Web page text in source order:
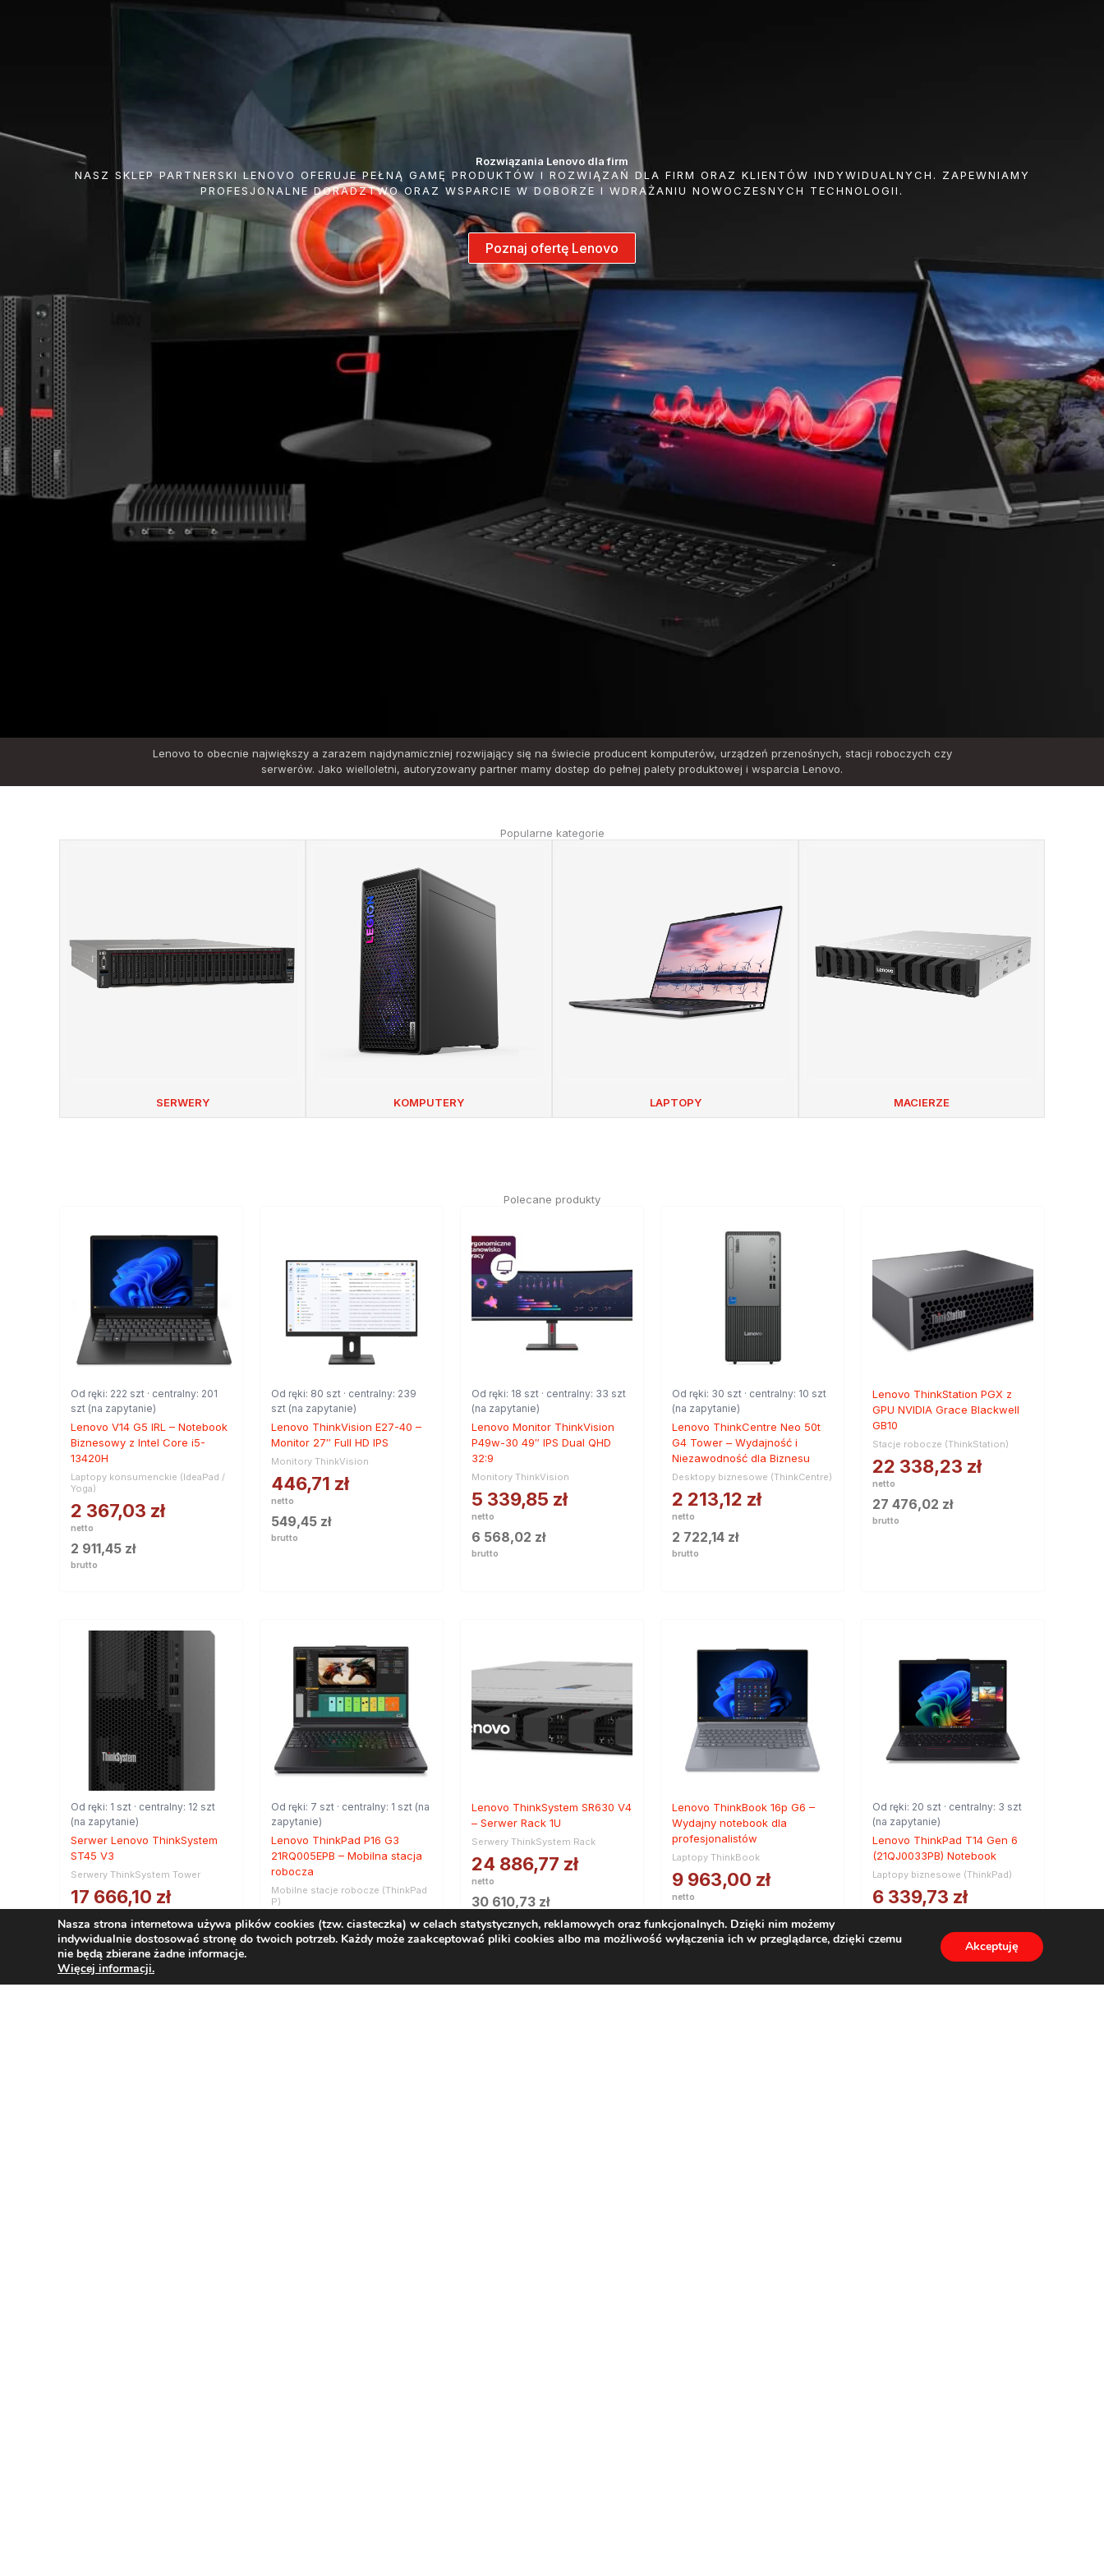
Rozwiązania Lenovo dla firm
NASZ SKLEP PARTNERSKI LENOVO OFERUJE PEŁNĄ GAMĘ PRODUKTÓW I ROZWIĄZAŃ DLA FIRM ORAZ KLIENTÓW INDYWIDUALNYCH. ZAPEWNIAMY
PROFESJONALNE DORADZTWO ORAZ WSPARCIE W DOBORZE I WDRAŻANIU NOWOCZESNYCH TECHNOLOGII.
Poznaj ofertę Lenovo
Lenovo to obecnie największy a zarazem najdynamiczniej rozwijający się na świecie producent komputerów, urządzeń przenośnych, stacji roboczych czy
serwerów. Jako wielloletni, autoryzowany partner mamy dostep do pełnej palety produktowej i wsparcia Lenovo.
Popularne kategorie
SERWERY KOMPUTERY LAPTOPY MACIERZE
Polecane produkty
Od ręki: 222 szt · centralny: 201
szt (na zapytanie)
Lenovo V14 G5 IRL – Notebook
Biznesowy z Intel Core i5-
13420H
Laptopy konsumenckie (IdeaPad /
Yoga)
2 367,03 zł
netto
2 911,45 zł
brutto
Od ręki: 80 szt · centralny: 239
szt (na zapytanie)
Lenovo ThinkVision E27-40 –
Monitor 27″ Full HD IPS
Monitory ThinkVision
446,71 zł
netto
549,45 zł
brutto
Od ręki: 18 szt · centralny: 33 szt
(na zapytanie)
Lenovo Monitor ThinkVision
P49w-30 49″ IPS Dual QHD
32:9
Monitory ThinkVision
5 339,85 zł
netto
6 568,02 zł
brutto
Od ręki: 30 szt · centralny: 10 szt
(na zapytanie)
Lenovo ThinkCentre Neo 50t
G4 Tower – Wydajność i
Niezawodność dla Biznesu
Desktopy biznesowe (ThinkCentre)
2 213,12 zł
netto
2 722,14 zł
brutto
Lenovo ThinkStation PGX z
GPU NVIDIA Grace Blackwell
GB10
Stacje robocze (ThinkStation)
22 338,23 zł
netto
27 476,02 zł
brutto
Od ręki: 1 szt · centralny: 12 szt
(na zapytanie)
Serwer Lenovo ThinkSystem
ST45 V3
Serwery ThinkSystem Tower
17 666,10 zł
21 729,30zł
brutto
Od ręki: 7 szt · centralny: 1 szt (na
zapytanie)
Lenovo ThinkPad P16 G3
21RQ005EPB – Mobilna stacja
robocza
Mobilne stacje robocze (ThinkPad
P)
21 777,01zł
netto
Lenovo ThinkSystem SR630 V4
– Serwer Rack 1U
Serwery ThinkSystem Rack
24 886,77 zł
netto
30 610,73 zł
Lenovo ThinkBook 16p G6 –
Wydajny notebook dla
profesjonalistów
Laptopy ThinkBook
9 963,00 zł
netto
12 254,49zł
brutto
Od ręki: 20 szt · centralny: 3 szt
(na zapytanie)
Lenovo ThinkPad T14 Gen 6
(21QJ0033PB) Notebook
Laptopy biznesowe (ThinkPad)
6 339,73 zł
7 797,87 zł
Nasza strona internetowa używa plików cookies (tzw. ciasteczka) w celach statystycznych, reklamowych oraz funkcjonalnych. Dzięki nim możemy
indywidualnie dostosować stronę do twoich potrzeb. Każdy może zaakceptować pliki cookies albo ma możliwość wyłączenia ich w przeglądarce, dzięki czemu
nie będą zbierane żadne informacje.
Więcej informacji.
Akceptuję